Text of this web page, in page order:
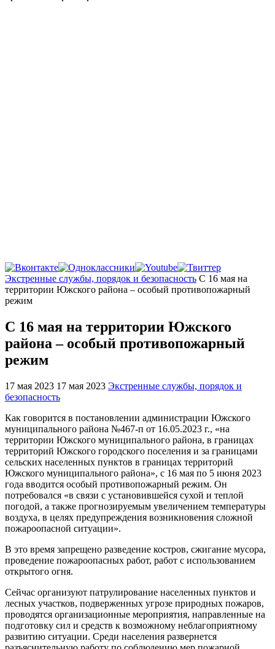
Главная
Экстренные службы, порядок и безопасность С 16 мая на
территории Южского района – особый противопожарный
режим
С 16 мая на территории Южского
района – особый противопожарный
режим
17 мая 2023 17 мая 2023 Экстренные службы, порядок и
безопасность
Как говорится в постановлении администрации Южского
муниципального района №467-п от 16.05.2023 г., «на
территории Южского муниципального района, в границах
территорий Южского городского поселения и за границами
сельских населенных пунктов в границах территорий
Южского муниципального района», с 16 мая по 5 июня 2023
года вводится особый противопожарный режим. Он
потребовался «в связи с установившейся сухой и теплой
погодой, а также прогнозируемым увеличением температуры
воздуха, в целях предупреждения возникновения сложной
пожароопасной ситуации».
В это время запрещено разведение костров, сжигание мусора,
проведение пожароопасных работ, работ с использованием
открытого огня.
Сейчас организуют патрулирование населенных пунктов и
лесных участков, подверженных угрозе природных пожаров,
проводятся организационные мероприятия, направленные на
подготовку сил и средств к возможному неблагоприятному
развитию ситуации. Среди населения развернется